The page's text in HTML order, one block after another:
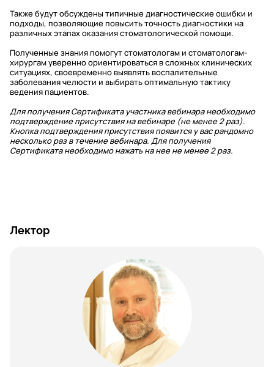
Также будут обсуждены типичные диагностические ошибки и
подходы, позволяющие повысить точность диагностики на
различных этапах оказания стоматологической помощи.
Полученные знания помогут стоматологам и стоматологам-
хирургам уверенно ориентироваться в сложных клинических
ситуациях, своевременно выявлять воспалительные
заболевания челюсти и выбирать оптимальную тактику
ведения пациентов.
Для получения Сертификата участника вебинара необходимо
подтверждение присутствия на вебинаре (не менее 2 раз).
Кнопка подтверждения присутствия появится у вас рандомно
несколько раз в течение вебинара. Для получения
Сертификата необходимо нажать на нее не менее 2 раз.
Лектор